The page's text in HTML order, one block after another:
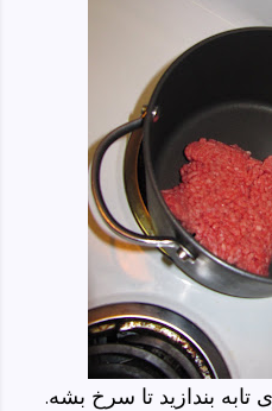
بندازید تا سرخ بشه.